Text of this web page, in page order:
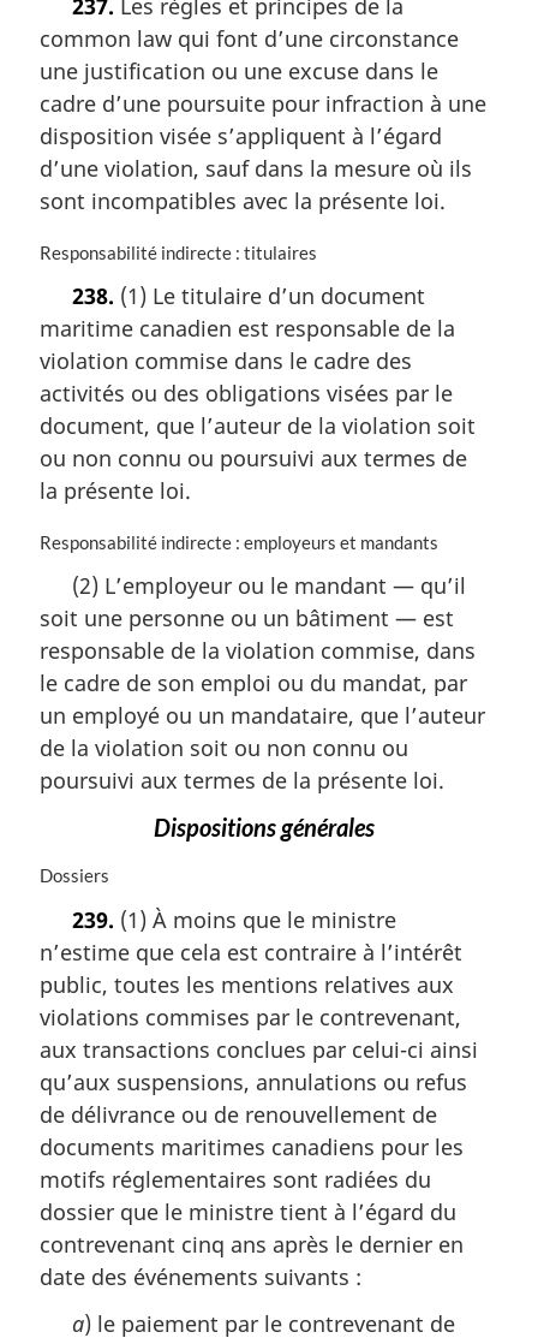
e
:
e
m
r
g
i
a
e
237. Les règles et principes de la
common law qui font d’une circonstance
une justification ou une excuse dans le
cadre d’une poursuite pour infraction à une
disposition visée s’appliquent à l’égard
d’une violation, sauf dans la mesure où ils
sont incompatibles avec la présente loi.
N
e
m
r
g
i
n
a
e
Responsabilité indirecte : titulaires
238. (1) Le titulaire d’un document
maritime canadien est responsable de la
violation commise dans le cadre des
activités ou des obligations visées par le
document, que l’auteur de la violation soit
ou non connu ou poursuivi aux termes de
la présente loi.
N
e
m
r
g
i
a
:
Responsabilité indirecte : employeurs et mandants
(2) L’employeur ou le mandant — qu’il
soit une personne ou un bâtiment — est
responsable de la violation commise, dans
le cadre de son emploi ou du mandat, par
un employé ou un mandataire, que l’auteur
de la violation soit ou non connu ou
poursuivi aux termes de la présente loi.
Dispositions générales
N
e
m
a
r
g
i
a
l
e
:
Dossiers
239. (1) À moins que le ministre
n’estime que cela est contraire à l’intérêt
public, toutes les mentions relatives aux
violations commises par le contrevenant,
aux transactions conclues par celui-ci ainsi
qu’aux suspensions, annulations ou refus
de délivrance ou de renouvellement de
documents maritimes canadiens pour les
motifs réglementaires sont radiées du
dossier que le ministre tient à l’égard du
contrevenant cinq ans après le dernier en
date des événements suivants :
a) le paiement par le contrevenant de